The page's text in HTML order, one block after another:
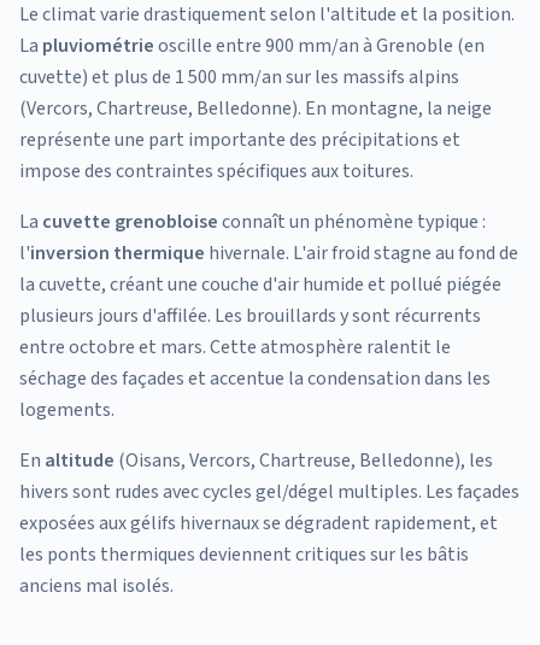
Le climat varie drastiquement selon l'altitude et la position.
La pluviométrieoscille entre 900 mm/an à Grenoble (en
cuvette) et plus de 1 500 mm/an sur les massifs alpins
(Vercors, Chartreuse, Belledonne). En montagne, la neige
représente une part importante des précipitations et
impose des contraintes spécifiques aux toitures.
La cuvette grenobloiseconnaît un phénomène typique :
l'inversion thermique hivernale. L'air froid stagne au fond de
la cuvette, créant une couche d'air humide et pollué piégée
plusieurs jours d'affilée. Les brouillards y sont récurrents
entre octobre et mars. Cette atmosphère ralentit le
séchage des façades et accentue la condensation dans les
logements.
En altitude (Oisans, Vercors, Chartreuse, Belledonne), les
hivers sont rudes avec cycles gel/dégel multiples. Les façades
exposées aux gélifs hivernaux se dégradent rapidement, et
les ponts thermiques deviennent critiques sur les bâtis
anciens mal isolés.